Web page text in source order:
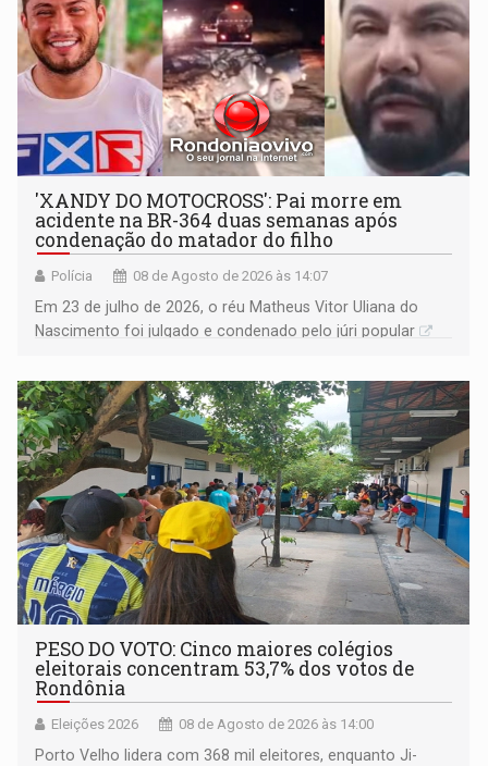
'XANDY DO MOTOCROSS': Pai morre em
acidente na BR-364 duas semanas após
condenação do matador do filho
Polícia 08 de Agosto de 2026 às 14:07
Em 23 de julho de 2026, o réu Matheus Vitor Uliana do
Nascimento foi julgado e condenado pelo júri popular
PESO DO VOTO: Cinco maiores colégios
eleitorais concentram 53,7% dos votos de
Rondônia
Eleições 2026 08 de Agosto de 2026 às 14:00
Porto Velho lidera com 368 mil eleitores, enquanto Ji-